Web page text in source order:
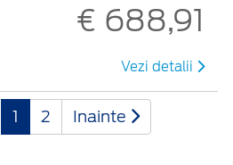
€ 688,91
Vezi detalii
1 2 Inainte